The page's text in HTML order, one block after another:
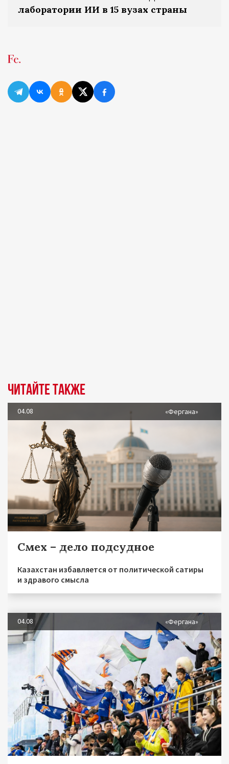
лаборатории ИИ в 15 вузах страны
Читайте также
04.08 «Фергана»
Смех – дело подсудное
Казахстан избавляется от политической сатиры
и здравого смысла
04.08 «Фергана»